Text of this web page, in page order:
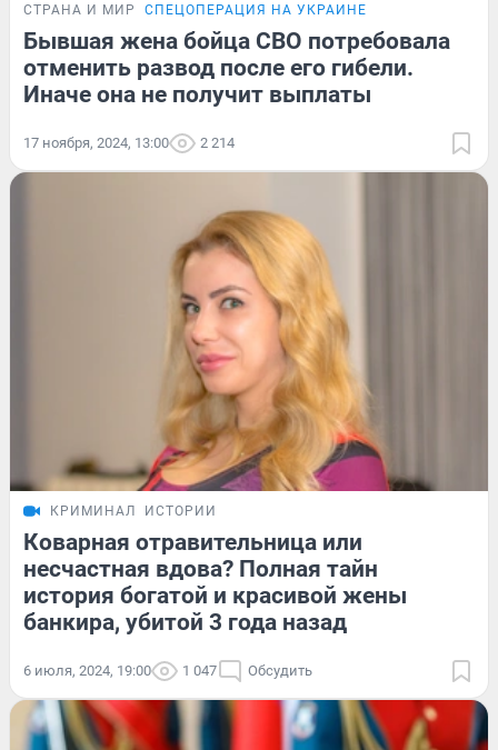
СТРАНА И МИР СПЕЦОПЕРАЦИЯ НА УКРАИНЕ
Бывшая жена бойца СВО потребовала
отменить развод после его гибели.
Иначе она не получит выплаты
17 ноября, 2024, 13:00 2 214
КРИМИНАЛ ИСТОРИИ
Коварная отравительница или
несчастная вдова? Полная тайн
история богатой и красивой жены
банкира, убитой 3 года назад
6 июля, 2024, 19:00 1 047 Обсудить